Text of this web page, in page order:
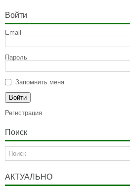
Войти
Email
Пароль
Запомнить меня
Регистрация
Поиск
АКТУАЛЬНО